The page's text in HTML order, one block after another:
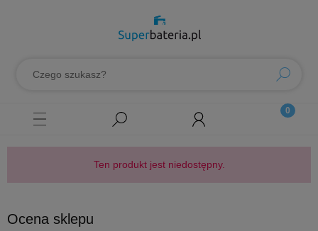
Ten produkt jest niedostępny.
Ocena sklepu